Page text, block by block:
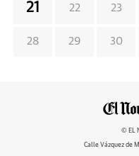
21 22 23
28 29 30
© EL
Calle Vázquez de